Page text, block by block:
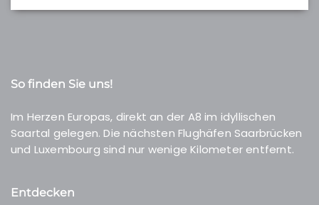
So finden Sie uns!
Im Herzen Europas, direkt an der A8 im idyllischen
Saartal gelegen. Die nächsten Flughäfen Saarbrücken
und Luxembourg sind nur wenige Kilometer entfernt.
Entdecken